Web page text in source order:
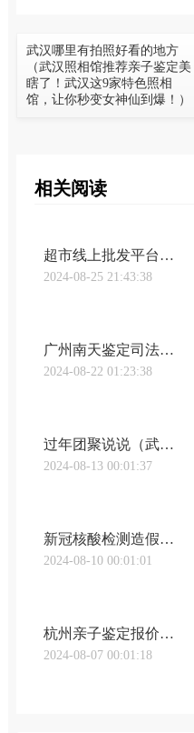
武汉哪里有拍照好看的地方
（武汉照相馆推荐亲子鉴定美
瞎了！武汉这9家特色照相
馆，让你秒变女神仙到爆！）
相关阅读
超市线上批发平台有哪些品牌（武汉亲子鉴定undefined谁是最大的线上超市，天猫和京东又打成了口水战｜钛晨报）
2024-08-25 21:43:38
广州南天鉴定司法中心（武汉明鉴亲子鉴定《广东南天司法鉴定实录》第2期“真假孙子”之谜）
2024-08-22 01:23:38
过年团聚说说（武汉咸宁亲子鉴定新年的团聚：27年在路上的父亲，终于找到儿子）
2024-08-13 00:01:37
新冠核酸检测造假后果（核子亲子鉴定武汉原形毕露！靠核酸造假狂赚百亿，20多岁的张姗姗，家族背景被揭穿）
2024-08-10 00:01:01
杭州亲子鉴定报价（武汉武昌区亲子鉴定多少钱杭州亲子鉴定多少钱收费标准（附2023最新亲子鉴定中心价格表））
2024-08-07 00:01:18